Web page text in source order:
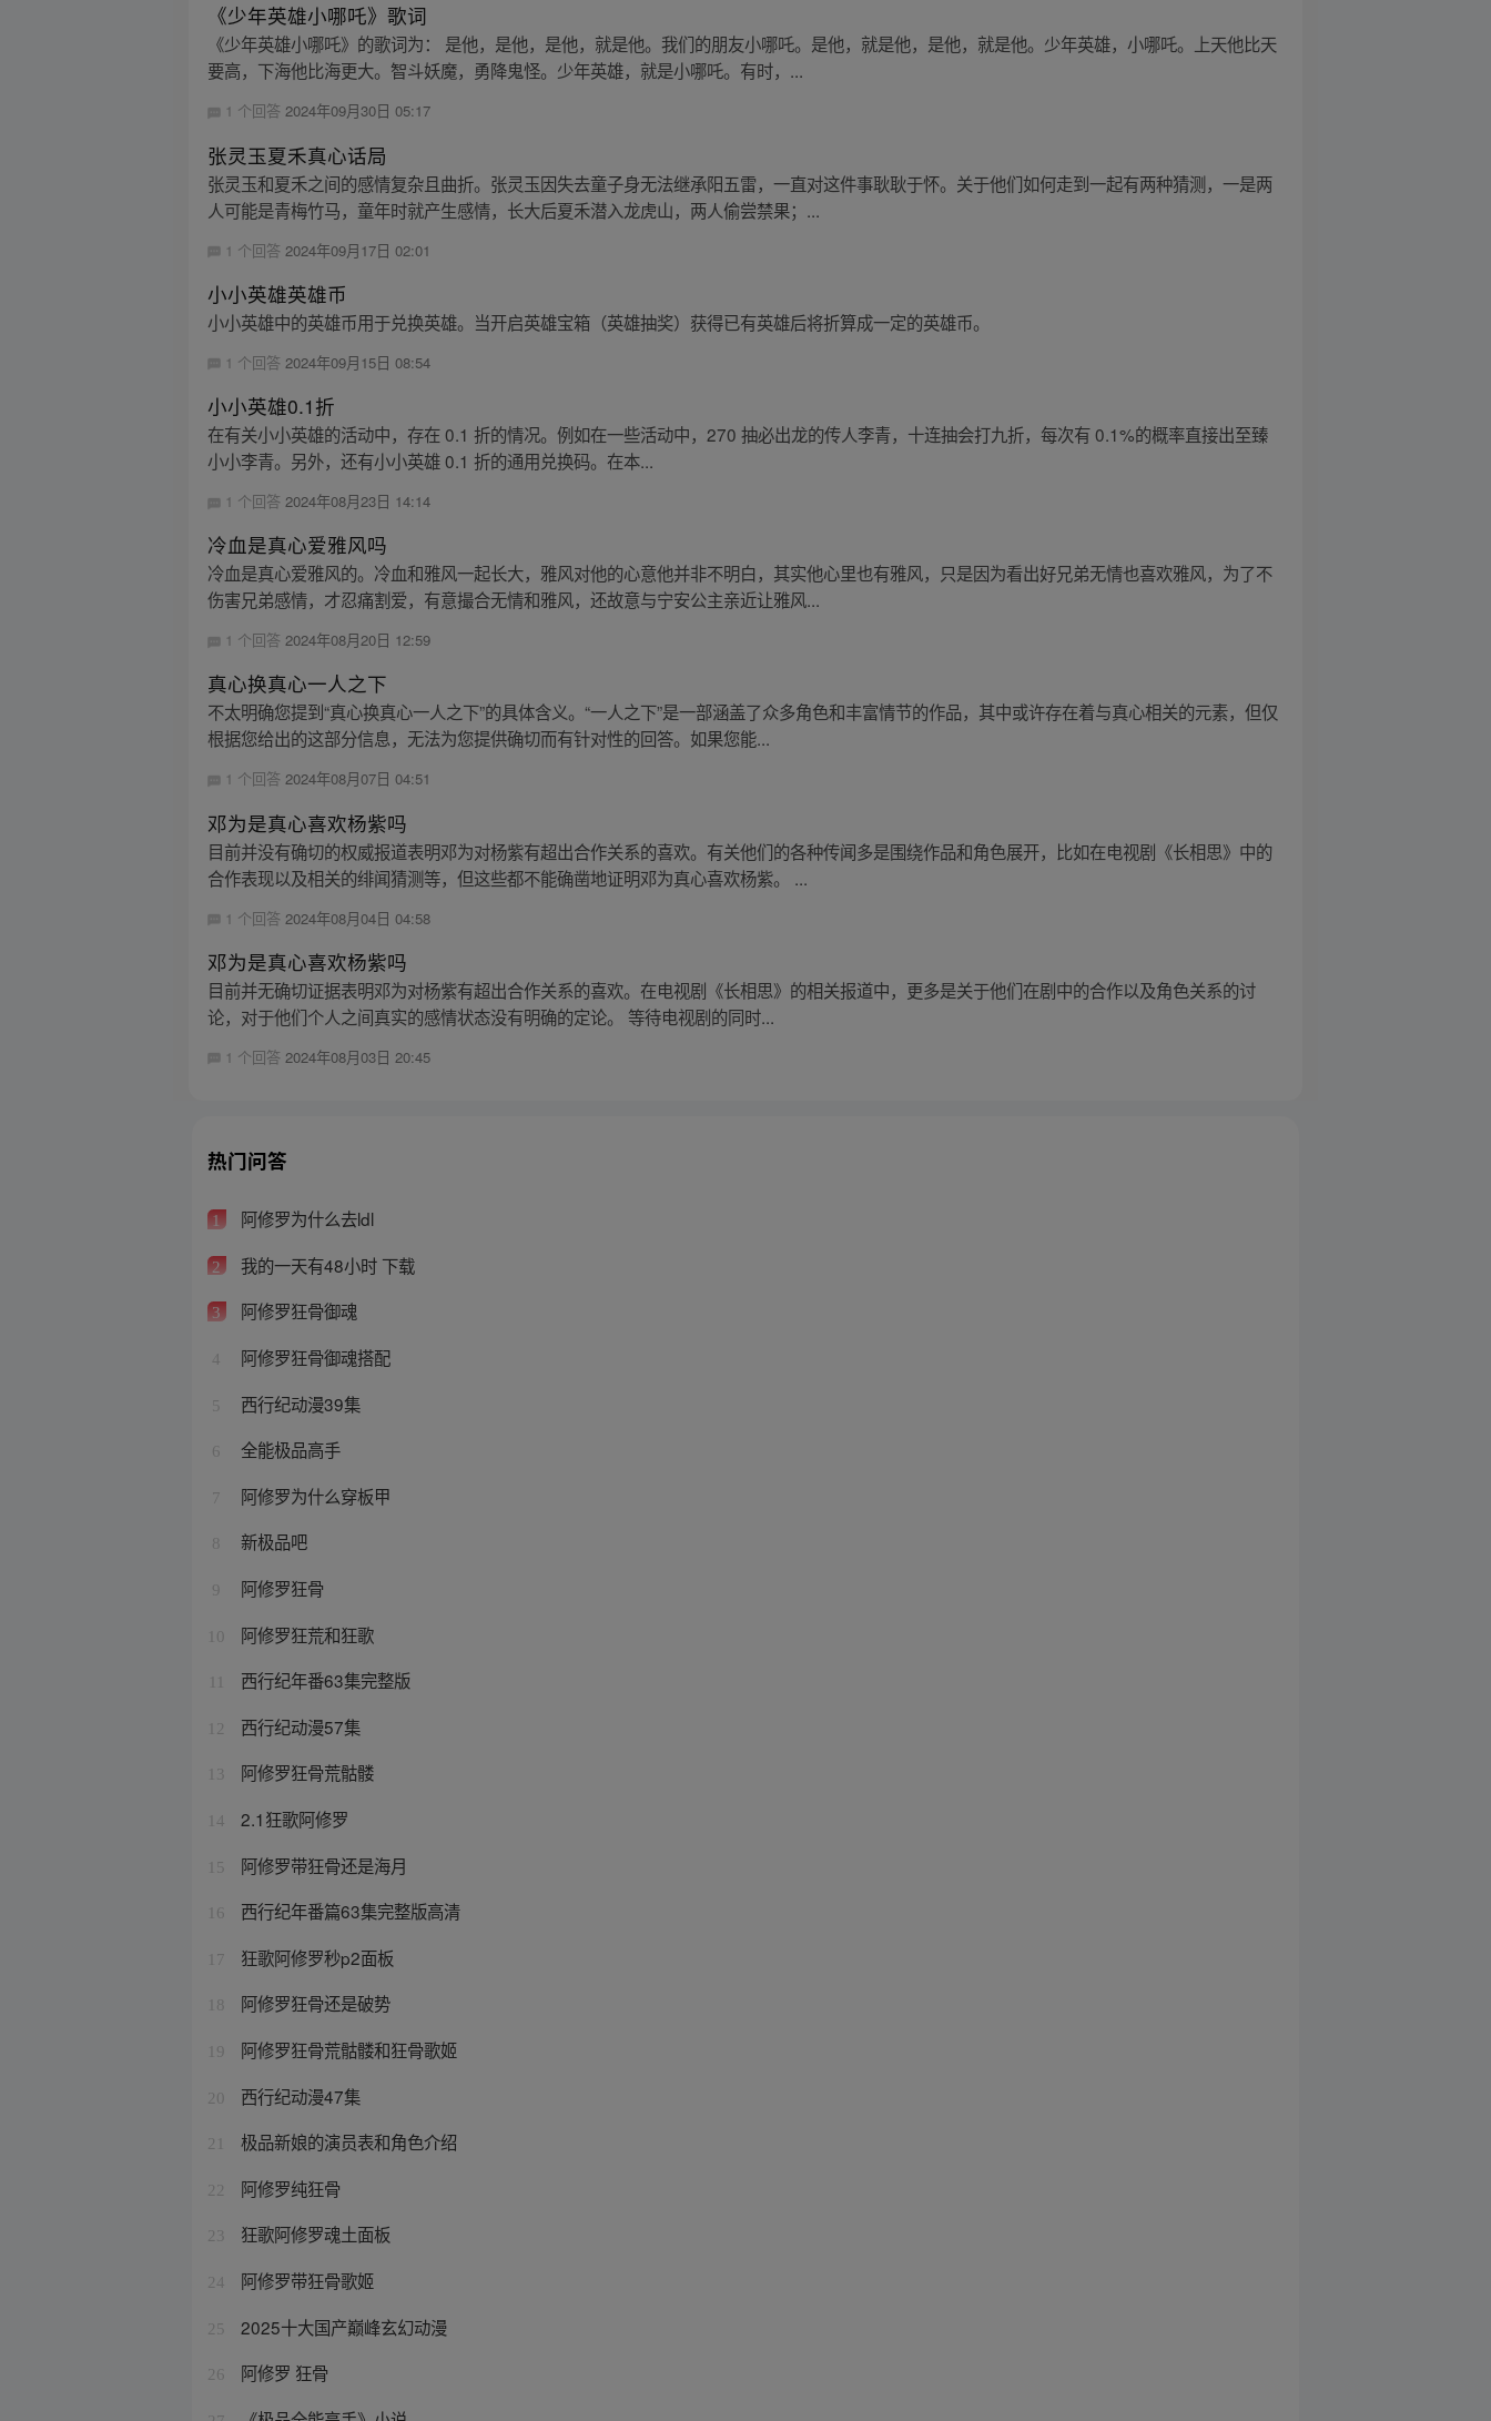
《少年英雄小哪吒》歌词
《少年英雄小哪吒》的歌词为： 是他，是他，是他，就是他。我们的朋友小哪吒。是他，就是他，是他，就是他。少年英雄，小哪吒。上天他比天
要高，下海他比海更大。智斗妖魔，勇降鬼怪。少年英雄，就是小哪吒。有时，...
1 个回答2024年09月30日 05:17
张灵玉夏禾真心话局
张灵玉和夏禾之间的感情复杂且曲折。张灵玉因失去童子身无法继承阳五雷，一直对这件事耿耿于怀。关于他们如何走到一起有两种猜测，一是两
人可能是青梅竹马，童年时就产生感情，长大后夏禾潜入龙虎山，两人偷尝禁果；...
1 个回答 2024年09月17日 02:01
小小英雄英雄币
小小英雄中的英雄币用于兑换英雄。当开启英雄宝箱（英雄抽奖）获得已有英雄后将折算成一定的英雄币。
1 个回答 2024年09月15日 08:54
小小英雄0.1折
在有关小小英雄的活动中，存在 0.1 折的情况。例如在一些活动中，270 抽必出龙的传人李青，十连抽会打九折，每次有 0.1%的概率直接出至臻
小小李青。另外，还有小小英雄 0.1 折的通用兑换码。在本...
1 个回答2024年08月23日 14:14
冷血是真心爱雅风吗
冷血是真心爱雅风的。冷血和雅风一起长大，雅风对他的心意他并非不明白，其实他心里也有雅风，只是因为看出好兄弟无情也喜欢雅风，为了不
伤害兄弟感情，才忍痛割爱，有意撮合无情和雅风，还故意与宁安公主亲近让雅风...
1 个回答2024年08月20日 12:59
真心换真心一人之下
不太明确您提到“真心换真心一人之下”的具体含义。“一人之下”是一部涵盖了众多角色和丰富情节的作品，其中或许存在着与真心相关的元素，但仅
根据您给出的这部分信息，无法为您提供确切而有针对性的回答。如果您能...
1 个回答2024年08月07日 04:51
邓为是真心喜欢杨紫吗
目前并没有确切的权威报道表明邓为对杨紫有超出合作关系的喜欢。有关他们的各种传闻多是围绕作品和角色展开，比如在电视剧《长相思》中的
合作表现以及相关的绯闻猜测等，但这些都不能确凿地证明邓为真心喜欢杨紫。 ...
1 个回答 2024年08月04日 04:58
邓为是真心喜欢杨紫吗
目前并无确切证据表明邓为对杨紫有超出合作关系的喜欢。在电视剧《长相思》的相关报道中，更多是关于他们在剧中的合作以及角色关系的讨
论，对于他们个人之间真实的感情状态没有明确的定论。 等待电视剧的同时...
1 个回答 2024年08月03日 20:45
热门问答
1 阿修罗为什么去ldl
2 我的一天有48小时 下载
3 阿修罗狂骨御魂
4 阿修罗狂骨御魂搭配
5 西行纪动漫39集
6 全能极品高手
7 阿修罗为什么穿板甲
8 新极品吧
9 阿修罗狂骨
10 阿修罗狂荒和狂歌
西行纪年番63集完整版
12 西行纪动漫57集
13 阿修罗狂骨荒骷髅
14 2.1狂歌阿修罗
15 阿修罗带狂骨还是海月
16 西行纪年番篇63集完整版高清
17 狂歌阿修罗秒p2面板
18 阿修罗狂骨还是破势
19 阿修罗狂骨荒骷髅和狂骨歌姬
20 西行纪动漫47集
21 极品新娘的演员表和角色介绍
22 阿修罗纯狂骨
23 狂歌阿修罗魂土面板
24 阿修罗带狂骨歌姬
25 2025十大国产巅峰玄幻动漫
26 阿修罗 狂骨